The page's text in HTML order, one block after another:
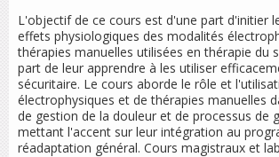
L'objectif de ce cours est d'une part d'initier
effets physiologiques des modalités
thérapies manuelles utilisées en thérapie du
part de leur apprendre à les utiliser
sécuritaire. Le cours aborde le rôle et
électrophysiques et de thérapies manuelles
de gestion de la douleur et de processus de
mettant l'accent sur leur intégration au
réadaptation général. Cours magistraux et